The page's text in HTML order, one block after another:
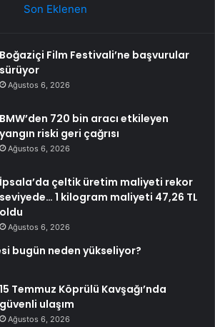
Son Eklenen
Boğaziçi Film Festivali’ne başvurular
sürüyor
Ağustos 6, 2026
BMW’den 720 bin aracı etkileyen
yangın riski geri çağrısı
Ağustos 6, 2026
İpsala’da çeltik üretim maliyeti rekor
seviyede… 1 kilogram maliyeti 47,26 TL
oldu
Ağustos 6, 2026
bugün neden yükseliyor?
15 Temmuz Köprülü Kavşağı’nda
güvenli ulaşım
Ağustos 6, 2026